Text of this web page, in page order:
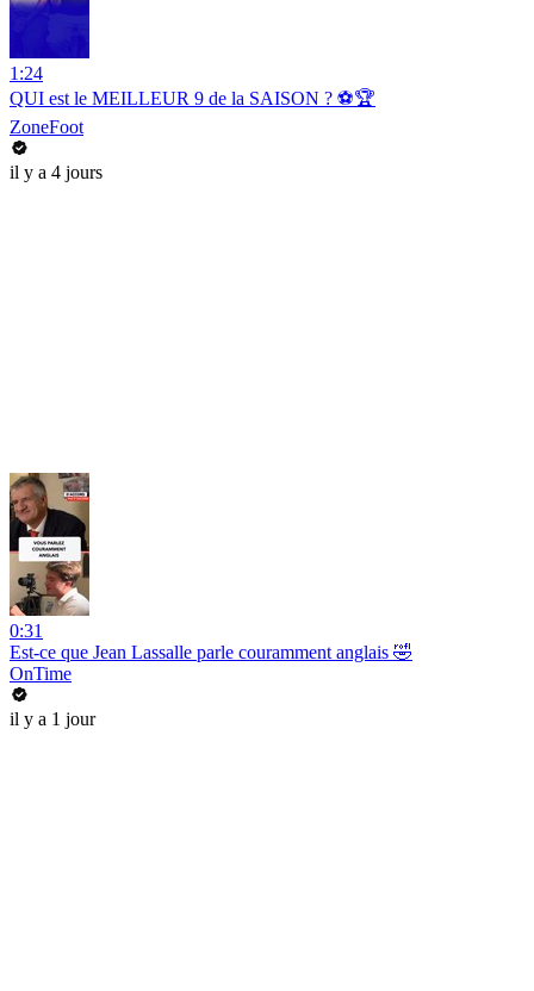
1:24
QUI est le MEILLEUR 9 de la SAISON ? ⚽️🏆
ZoneFoot
il y a 4 jours
0:31
Est-ce que Jean Lassalle parle couramment anglais 🤣
OnTime
il y a 1 jour